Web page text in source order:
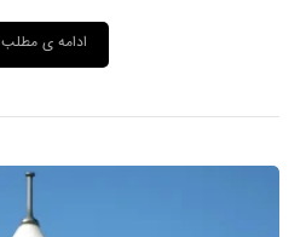
ادامه ی مطلب